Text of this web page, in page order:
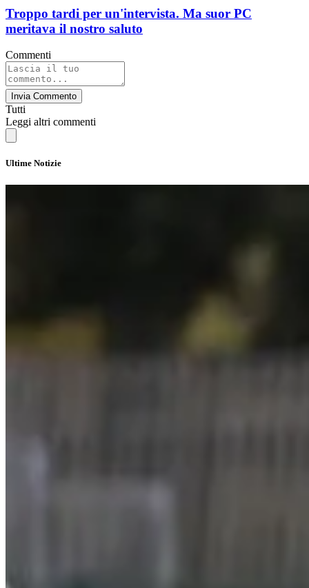
Troppo tardi per un'intervista. Ma suor PC
meritava il nostro saluto
Commenti
Invia Commento
Tutti
Leggi altri commenti
Ultime Notizie